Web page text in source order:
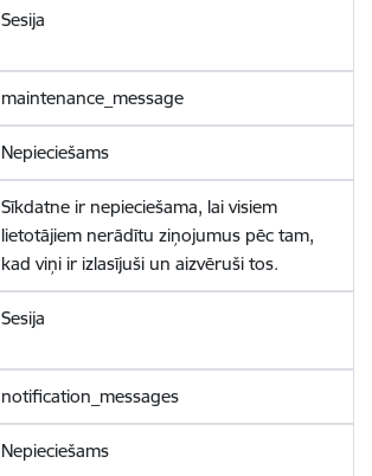
Sesija
maintenance_message
Nepieciešams
Sīkdatne ir nepieciešama, lai visiem
lietotājiem nerādītu ziņojumus pēc tam,
kad viņi ir izlasījuši un aizvēruši tos.
Sesija
notification_messages
Nepieciešams